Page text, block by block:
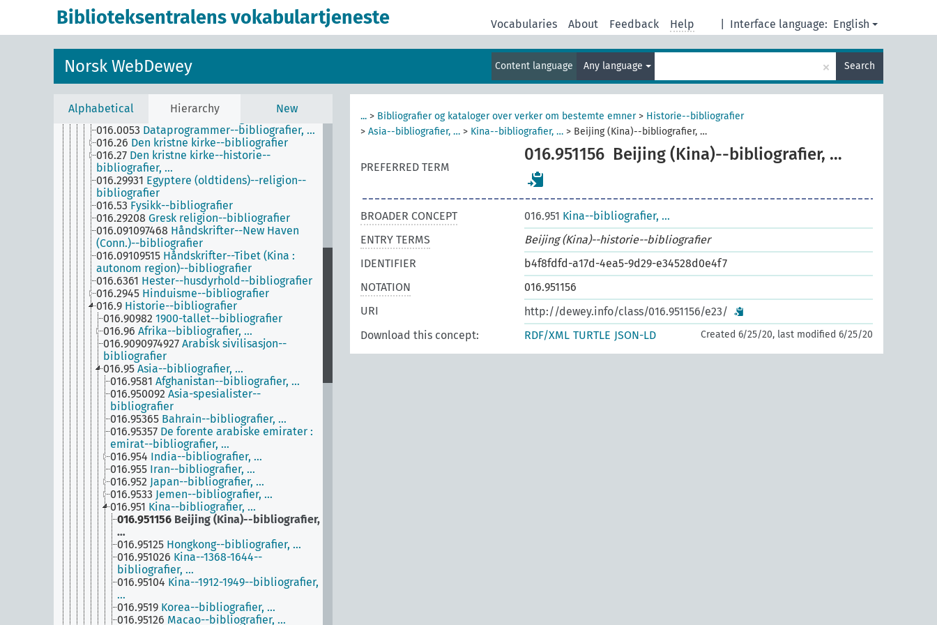
Biblioteksentralens vokabulartjeneste Interface language: English
Vocabularies About Feedback Help
Norsk WebDewey Content language Any language × Search
Alphabetical Hierarchy New
016.540112 Alkymi--bibliografier
016.02 Bibliotekvitenskap--bibliografier, …
Bon (tibetansk religion)--
bibliografier
016.58 Botanikk--bibliografier
Buddhisme--bibliografier
016.0053 Dataprogrammer--bibliografier, …
016.26 Den kristne kirke--bibliografier
016.27 Den kristne kirke--historie--
bibliografier, …
016.29931 Egyptere (oldtidens)--religion--
bibliografier
016.53 Fysikk--bibliografier
016.29208 Gresk religion--bibliografier
016.091097468 Håndskrifter--New Haven
(Conn.)--bibliografier
016.09109515 Håndskrifter--Tibet (Kina :
autonom region)--bibliografier
016.6361 Hester--husdyrhold--bibliografier
016.2945 Hinduisme--bibliografier
016.9 Historie--bibliografier
016.90982 1900-tallet--bibliografier
016.96 Afrika--bibliografier, …
016.9090974927 Arabisk sivilisasjon--
bibliografier
016.95 Asia--bibliografier, …
016.9581 Afghanistan--bibliografier, …
016.950092 Asia-spesialister--
bibliografier
016.95365 Bahrain--bibliografier, …
016.95357 De forente arabiske emirater :
emirat--bibliografier, …
016.954 India--bibliografier, …
016.955 Iran--bibliografier, …
016.952 Japan--bibliografier, …
016.9533 Jemen--bibliografier, …
016.951 Kina--bibliografier, …
016.951156 Beijing (Kina)--bibliografier,
…
016.95125 Hongkong--bibliografier, …
016.951026 Kina--1368-1644--
bibliografier, …
016.95104 Kina--1912-1949--bibliografier,
…
016.9519 Korea--bibliografier, …
016.95126 Macao--bibliografier, …
... > Bibliografier og kataloger over verker om bestemte emner> Historie--bibliografier
> Asia--bibliografier, … > Kina--bibliografier, … > Beijing (Kina)--bibliografier, …
PREFERRED TERM
016.951156 Beijing (Kina)--bibliografier, …
BROADER CONCEPT 016.951 Kina--bibliografier, …
ENTRY TERMS
Beijing (Kina)--historie--bibliografier
IDENTIFIER
b4f8fdfd-a17d-4ea5-9d29-e34528d0e4f7
NOTATION
016.951156
URI
http://dewey.info/class/016.951156/e23/
Download this concept:
RDF/XML TURTLE JSON-LD Created 6/25/20, last modified 6/25/20